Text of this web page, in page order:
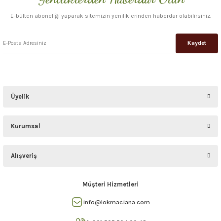
E-bülten aboneliği yaparak sitemizin yeniliklerinden haberdar olabilirsiniz.
Kaydet
Üyelik
Kurumsal
Alışveriş
Müşteri Hizmetleri
info@lokmaciana.com